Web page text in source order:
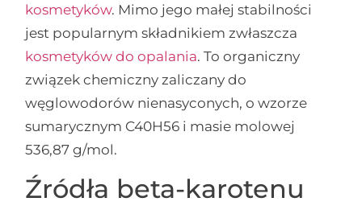
kosmetyków. Mimo jego małej stabilności
jest popularnym składnikiem zwłaszcza
kosmetyków do opalania. To organiczny
związek chemiczny zaliczany do
węglowodorów nienasyconych, o wzorze
sumarycznym C40H56 i masie molowej
536,87 g/mol.
Źródła beta-karotenu